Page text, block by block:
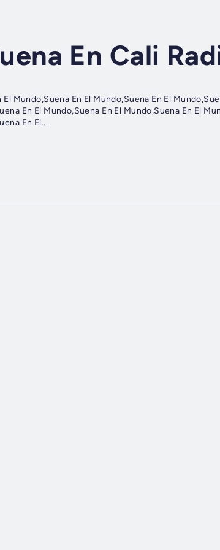
En Cali
Mundo,Suena En El Mundo,Suena En El
En El Mundo,Suena En El Mundo,Suena En El
En El...